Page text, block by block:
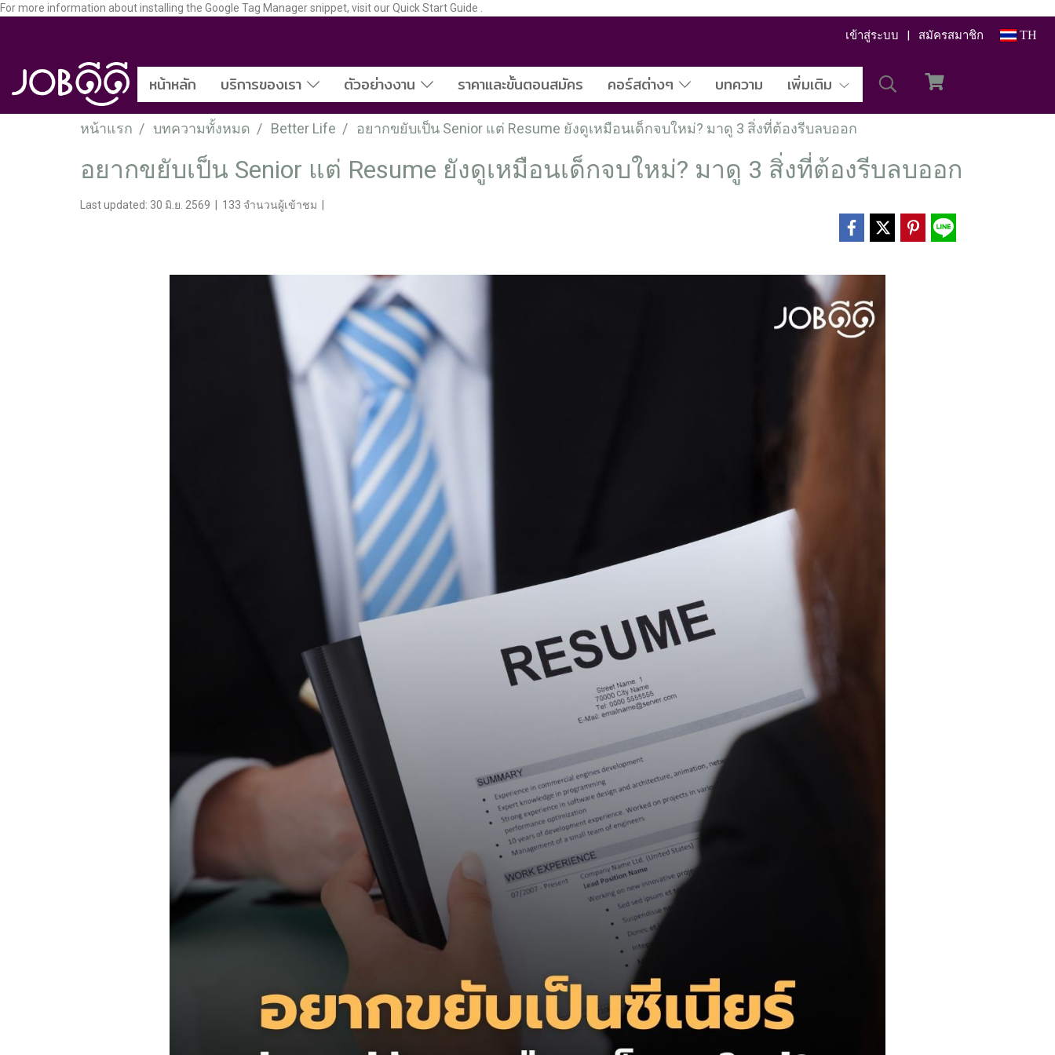
For more information about installing the Google Tag Manager snippet, visit our Quick Start Guide .
เข้าสู่ระบบ สมัครสมาชิก TH
หน้าหลัก บริการของเรา ตัวอย่างงาน ราคาและขั้นตอนสมัคร คอร์สต่างๆ บทความ เพิ่มเติม
หน้าแรก บทความทั้งหมด Better Life อยากขยับเป็น Senior แต่ Resume ยังดูเหมือนเด็กจบใหม่? มาดู 3 สิ่งที่ต้องรีบลบออก
อยากขยับเป็น Senior แต่ Resume ยังดูเหมือนเด็กจบใหม่? มาดู 3 สิ่งที่ต้องรีบลบออก
Last updated: 30 มิ.ย. 2569 133 จำนวนผู้เข้าชม